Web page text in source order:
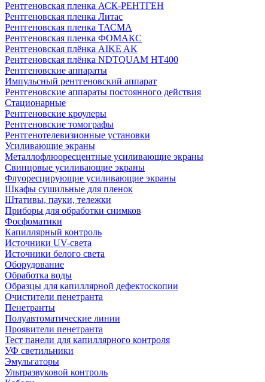
Рентгеновская пленка АСК-РЕНТГЕН
Рентгеновская пленка Литас
Рентгеновская пленка ТАСМА
Рентгеновская пленка ФОМАКС
Рентгеновская плёнка AIKE AK
Рентгеновская плёнка NDTQUAM HT400
Рентгеновские аппараты
Импульсный рентгеновский аппарат
Рентгеновские аппараты постоянного действия
Стационарные
Рентгеновские кроулеры
Рентгеновские томографы
Рентгенотелевизионные установки
Усиливающие экраны
Металлофлюоресцентные усиливающие экраны
Свинцовые усиливающие экраны
Флуоресцирующие усиливающие экраны
Шкафы сушильные для пленок
Штативы, пауки, тележки
Приборы для обработки снимков
Фосфоматики
Капиллярный контроль
Источники UV-света
Источники белого света
Оборудование
Обработка воды
Образцы для капиллярной дефектоскопии
Очистители пенетранта
Пенетранты
Полуавтоматические линии
Проявители пенетранта
Тест панели для капиллярного контроля
УФ светильники
Эмульгаторы
Ультразвуковой контроль